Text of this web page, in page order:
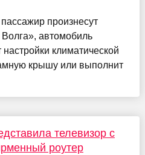
произнесут
автомобиль
климатической
крышу или выполнит
телевизор с
роутер